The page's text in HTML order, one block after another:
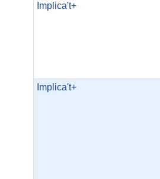
Implica't+
Implica't+